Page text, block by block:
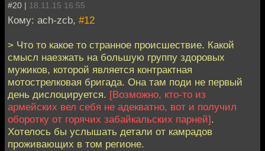
#20 | 18.11.15 16:55
Кому: ach-zcb, #12
> Что то какое то странное происшествие. Какой
смысл наезжать на большую группу здоровых
мужиков, которой является контрактная
мотострелковая бригада. Она там поди не первый
день дислоцируется. [Возможно, кто-то из
армейских вел себя не адекватно, вот и получил
оборотку от горячих забайкальских парней].
Хотелось бы услышать детали от камрадов
проживающих в том регионе.